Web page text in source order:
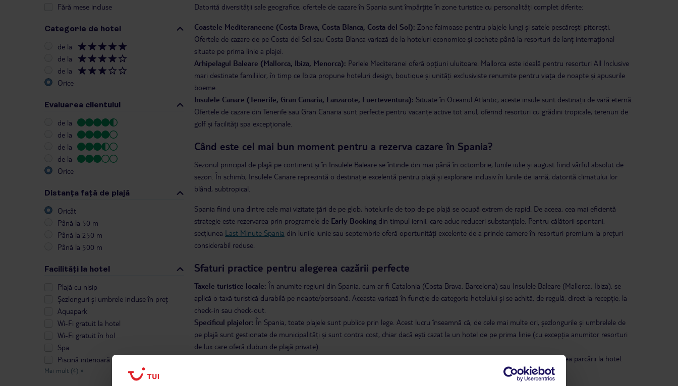
Fără mese incluse
Categorie de hotel
de la
de la
de la
Orice
Evaluarea clientului
de la
de la
de la
de la
Orice
Distanța față de plajă
Oricât
Până la 50 m
Până la 250 m
Până la 500 m
Facilități la hotel
Plajă cu nisip
Șezlonguri și umbrele incluse în preț
Aquapark
Wi-Fi gratuit la hotel
Wi-Fi gratuit în hol
Spa
Piscină interioară
Mai mult (4) »
Datorită diversității sale geografice, ofertele de cazare în Spania sunt împărțite în zone turistice cu personalități complet diferite:
Coastele Mediteraneene (Costa Brava, Costa Blanca, Costa del Sol): Zone faimoase pentru plajele lungi și satele pescărești pitorești.
Ofertele de cazare de pe Costa del Sol sau Costa Blanca variază de la hoteluri economice și cochete până la resorturi de lanț internațional
situate pe prima linie a plajei.
Arhipelagul Baleare (Mallorca, Ibiza, Menorca): Perlele Mediteranei oferă opțiuni uluitoare. Mallorca este ideală pentru resorturi All Inclusive
mari destinate familiilor, în timp ce Ibiza propune hoteluri design, boutique și unități exclusiviste renumite pentru viața de noapte și apusurile
boeme.
Insulele Canare (Tenerife, Gran Canaria, Lanzarote, Fuerteventura): Situate în Oceanul Atlantic, aceste insule sunt destinații de vară eternă.
Ofertele de cazare din Tenerife sau Gran Canaria sunt perfecte pentru vacanțe active tot anul, oferind resorturi cu grădini tropicale, terenuri de
golf și facilități spa excepționale.
Când este cel mai bun moment pentru a rezerva cazare în Spania?
Sezonul principal de plajă pe continent și în Insulele Baleare se întinde din mai până în octombrie, lunile iulie și august fiind vârful absolut de
sezon. În schimb, Insulele Canare reprezintă o destinație excelentă pentru plajă și explorare inclusiv în lunile de iarnă, datorită climatului lor
blând, subtropical.
Spania fiind una dintre cele mai vizitate țări de pe glob, hotelurile de top de pe plajă se ocupă extrem de rapid. De aceea, cea mai eficientă
strategie este rezervarea prin programele de Early Booking din timpul iernii, care aduc reduceri substanțiale. Pentru călătorii spontani,
secțiunea Last Minute Spania din lunile iunie sau septembrie oferă oportunități excelente de a prinde camere în resorturi premium la prețuri
considerabil reduse.
Sfaturi practice pentru alegerea cazării perfecte
Taxele turistice locale: În anumite regiuni din Spania, cum ar fi Catalonia (Costa Brava, Barcelona) sau Insulele Baleare (Mallorca, Ibiza), se
aplică o taxă turistică durabilă pe noapte/persoană. Aceasta variază în funcție de categoria hotelului și se achită, de regulă, direct la recepție, la
check-in sau check-out.
Specificul plajelor: În Spania, toate plajele sunt publice prin lege. Acest lucru înseamnă că, de cele mai multe ori, șezlongurile și umbrelele de
pe plajă sunt gestionate de municipalități și sunt contra cost, chiar dacă ești cazat la un hotel de pe prima linie (cu excepția anumitor resorturi
de lux care oferă cluburi de plajă private).
Dacă alegi o cazare pe coastele spaniole sau în insule, verifică opțiunile de transport public sau disponibilitatea parcării la hotel.
Închirierea unei mașini este o opțiune excelentă și foarte populară în Spania pentru a explora atracțiile din jurul hotelului.